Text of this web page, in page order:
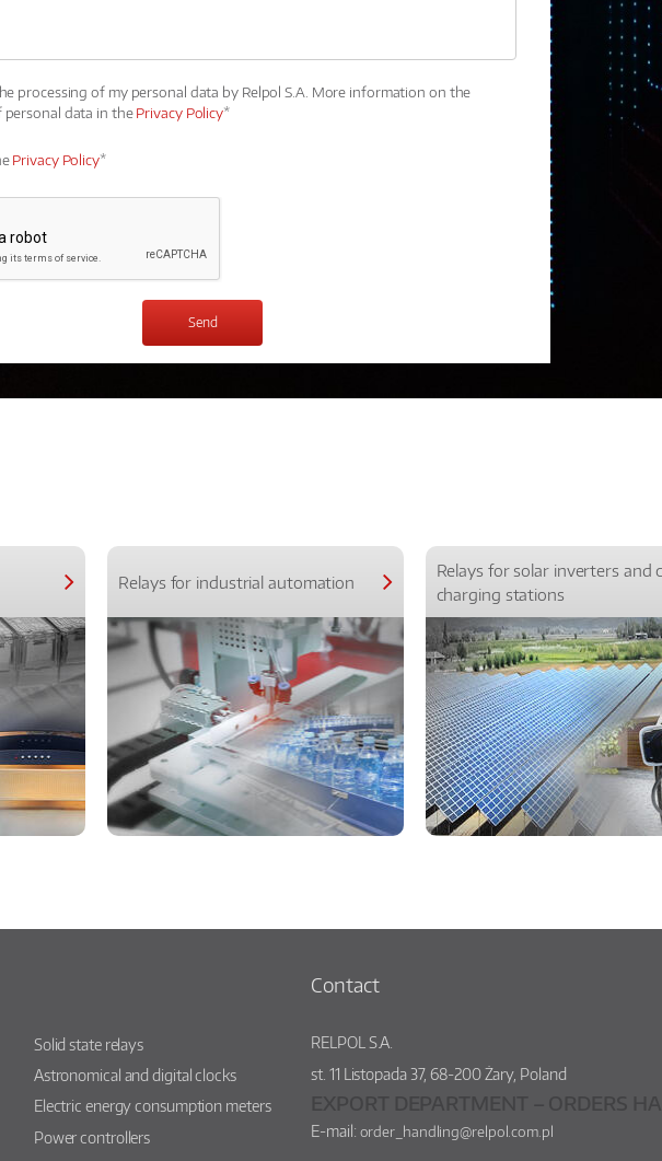
processing of my personal data by Relpol S.A. More information on the
personal data in thePrivacy Policy*
Privacy Policy*
Relays for industrial automation
Relays for solar inverters and
charging stations
Solid state relays
Astronomical and digital clocks
Electric energy consumption meters
Power controllers
Contact
RELPOL S.A.
st. 11 Listopada 37,68-200Żary, Poland
E-mail: order_handling@relpol.com.pl